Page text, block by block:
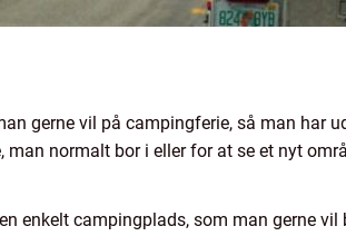
gerne vil på campingferie, så man har
normalt bor i eller for at se et nyt
enkelt campingplads, som man gerne